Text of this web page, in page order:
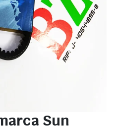
Sun